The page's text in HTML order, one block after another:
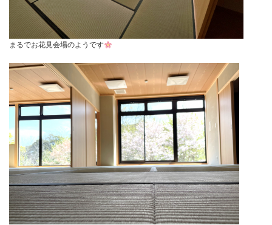
まるでお花見会場のようです